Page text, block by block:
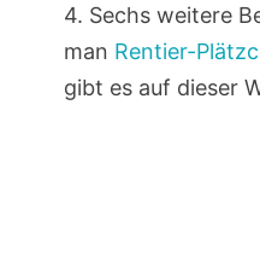
4. Sechs weitere
man Rentier-
gibt es auf dieser